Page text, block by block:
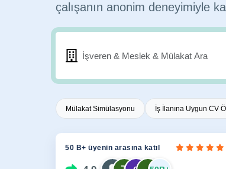
çalışanın anonim deneyimiyle
Mülakat Simülasyonu İş İlanına Uygun CV
50 B+ üyenin arasına katıl